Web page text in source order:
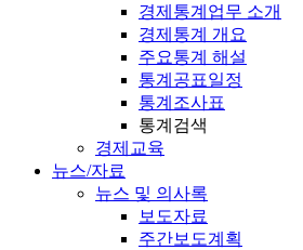
경제통계업무 소개
경제통계 개요
주요통계 해설
통계공표일정
통계조사표
통계검색
경제교육
뉴스/자료
뉴스 및 의사록
보도자료
주간보도계획